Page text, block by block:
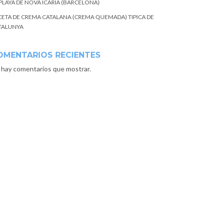
DE NOVA ICARIA (BARCELONA)
DE CREMA CATALANA (CREMA QUEMADA) TIPICA DE
RECIENTES
comentarios que mostrar.